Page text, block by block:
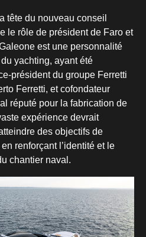
tête du nouveau conseil
le rôle de président de Faro et
est une personnalité
yachting, ayant été
président du groupe Ferretti
Ferretti, et cofondateur
réputé pour la fabrication de
expérience devrait
des objectifs de
renforçant l’identité et le
chantier naval.